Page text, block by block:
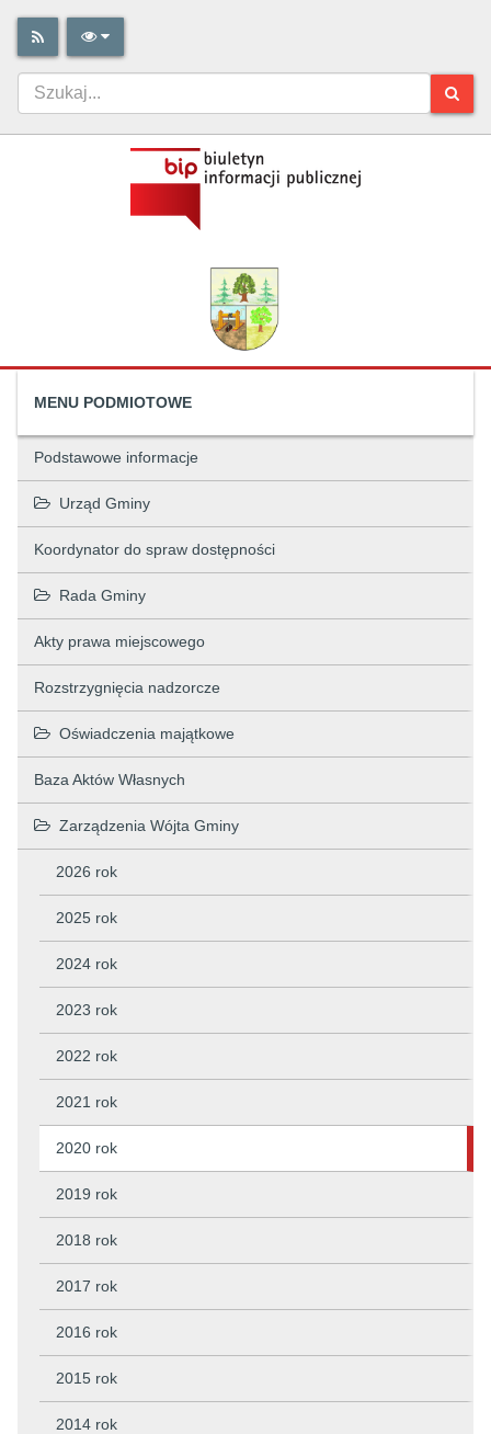
MENU PODMIOTOWE
Podstawowe informacje
Urząd Gminy
Koordynator do spraw dostępności
Rada Gminy
Akty prawa miejscowego
Rozstrzygnięcia nadzorcze
Oświadczenia majątkowe
Baza Aktów Własnych
Zarządzenia Wójta Gminy
2026 rok
2025 rok
2024 rok
2023 rok
2022 rok
2021 rok
2020 rok
2019 rok
2018 rok
2017 rok
2016 rok
2015 rok
2014 rok